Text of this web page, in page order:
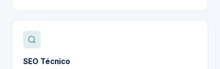
SEO Técnico